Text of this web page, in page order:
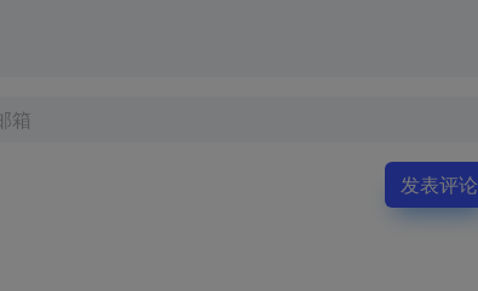
发表评论